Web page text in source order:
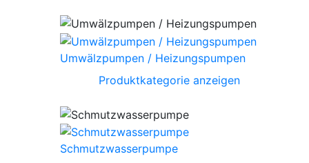
Umwälzpumpen / Heizungspumpen
Produktkategorie anzeigen
Schmutzwasserpumpe